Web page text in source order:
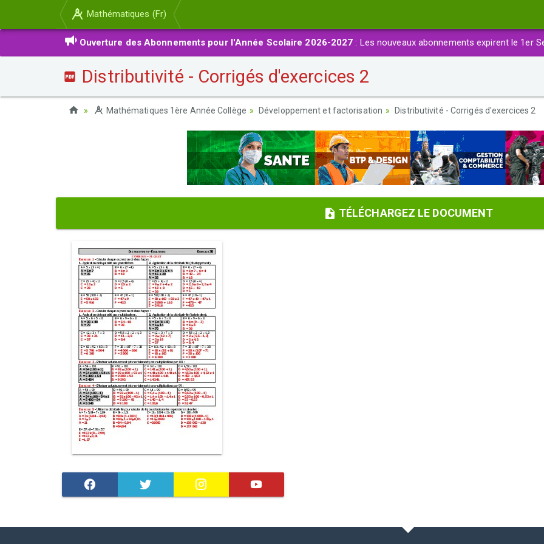
Mathématiques (Fr)
Ouverture des Abonnements pour l'Année Scolaire 2026-2027 : Les nouveaux abonnements expirent le 1er
Distributivité - Corrigés d'exercices 2
Mathématiques 1ère Année Collège Développement et factorisation Distributivité - Corrigés d'exercices 2
TÉLÉCHARGEZ LE DOCUMENT